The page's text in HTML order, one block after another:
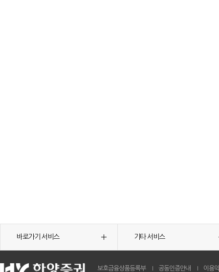
바로가기 서비스 기타 서비스
보호금융상품등록부 공동인증안내 이용